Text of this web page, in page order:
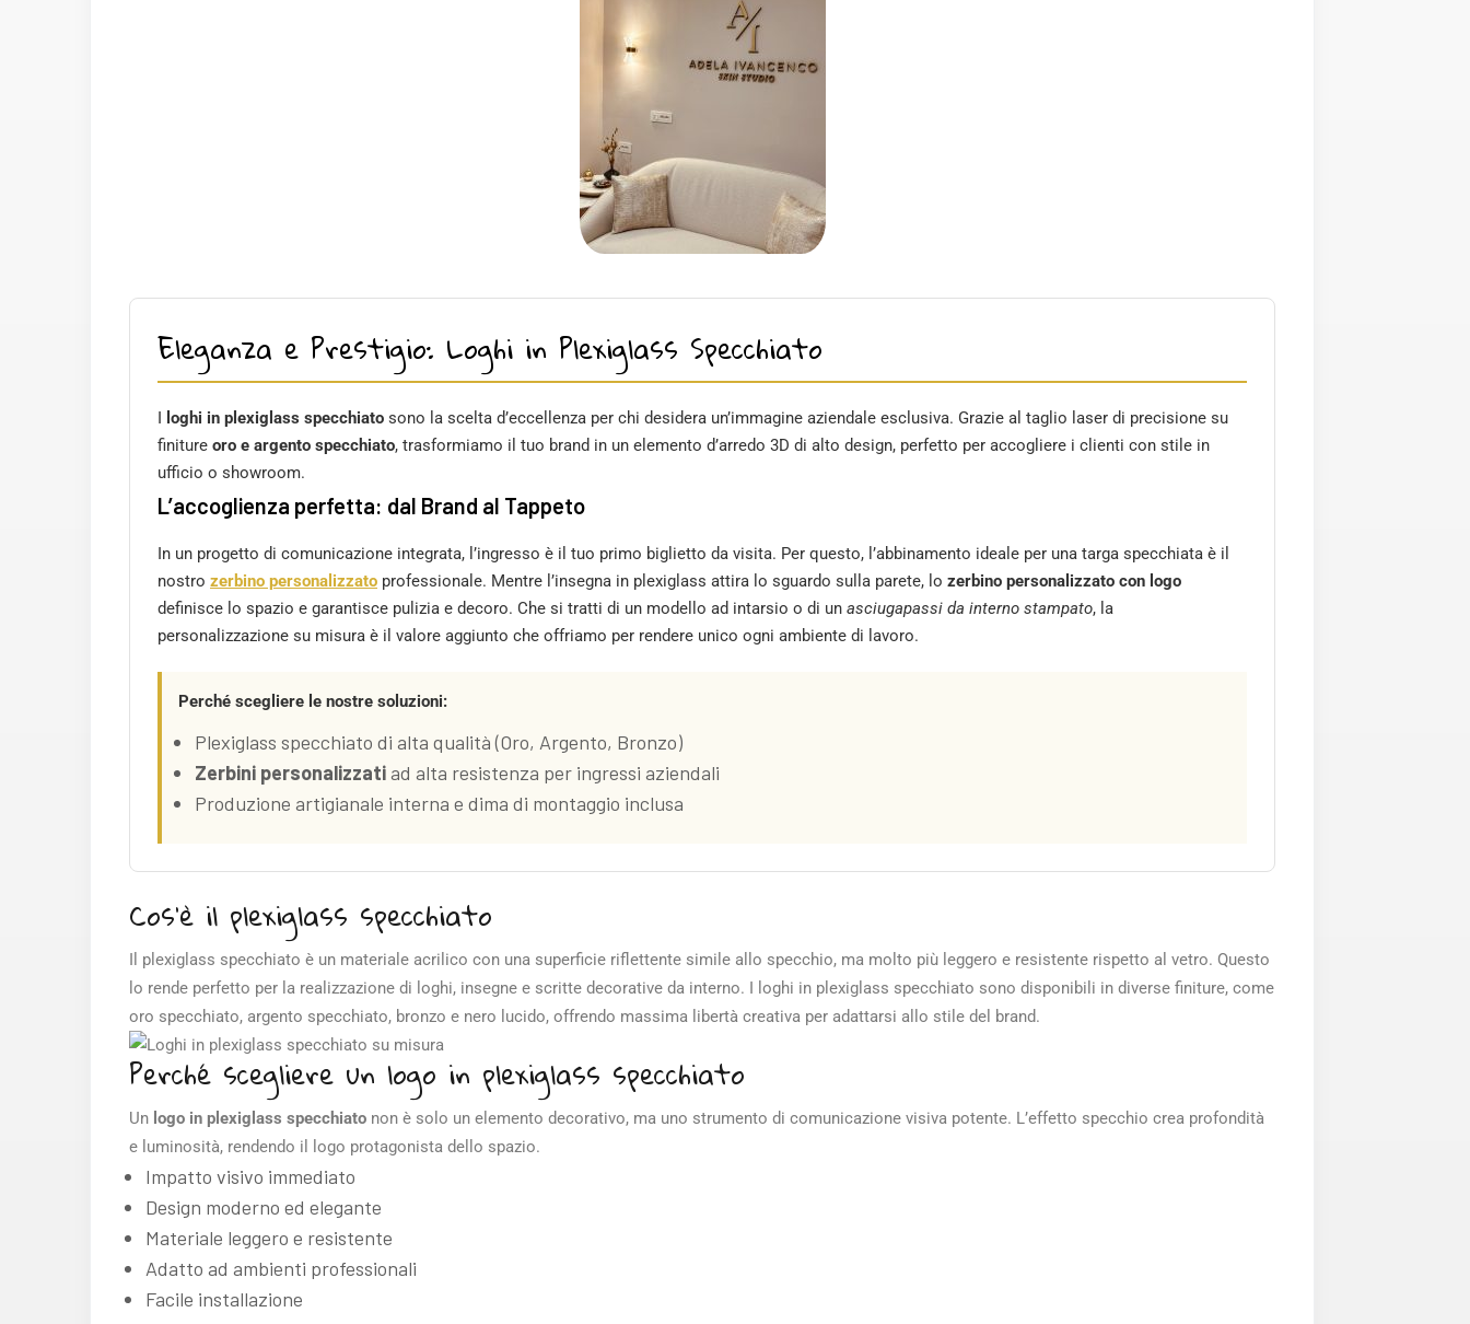
Eleganza e Prestigio: Loghi in Plexiglass Specchiato
I loghi in plexiglass specchiato sono la scelta d’eccellenza per chi desidera un’immagine aziendale esclusiva. Grazie al taglio laser di precisione su
finiture oro e argento specchiato, trasformiamo il tuo brand in un elemento d’arredo 3D di alto design, perfetto per accogliere i clienti con stile in
ufficio o showroom.
L’accoglienza perfetta: dal Brand al Tappeto
In un progetto di comunicazione integrata, l’ingresso è il tuo primo biglietto da visita. Per questo, l’abbinamento ideale per una targa specchiata è il
nostro zerbino personalizzato professionale. Mentre l’insegna in plexiglass attira lo sguardo sulla parete, lo zerbino personalizzato con logo
definisce lo spazio e garantisce pulizia e decoro. Che si tratti di un modello ad intarsio o di un asciugapassi da interno stampato, la
personalizzazione su misura è il valore aggiunto che offriamo per rendere unico ogni ambiente di lavoro.
Perché scegliere le nostre soluzioni:
Plexiglass specchiato di alta qualità (Oro, Argento, Bronzo)
Zerbini personalizzatiad alta resistenza per ingressi aziendali
Produzione artigianale interna e dima di montaggio inclusa
Cos’è il plexiglass specchiato
Il plexiglass specchiato è un materiale acrilico con una superficie riflettente simile allo specchio, ma molto più leggero e resistente rispetto al vetro. Questo
lo rende perfetto per la realizzazione di loghi, insegne e scritte decorative da interno. I loghi in plexiglass specchiato sono disponibili in diverse finiture, come
oro specchiato, argento specchiato, bronzo e nero lucido, offrendo massima libertà creativa per adattarsi allo stile del brand.
Perché scegliere un logo in plexiglass specchiato
Un logo in plexiglass specchiato non è solo un elemento decorativo, ma uno strumento di comunicazione visiva potente. L’effetto specchio crea profondità
e luminosità, rendendo il logo protagonista dello spazio.
Impatto visivo immediato
Design moderno ed elegante
Materiale leggero e resistente
Adatto ad ambienti professionali
Facile installazione